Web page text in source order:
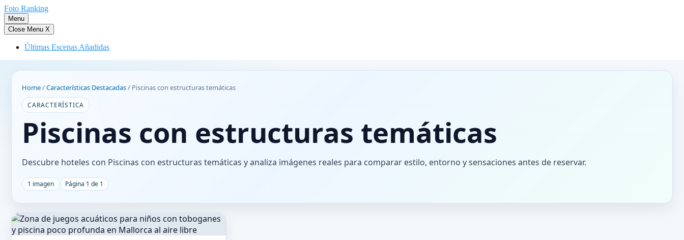
Saltar
al
contenido
Foto Ranking
Menu
Close Menu X
Últimas Escenas Añadidas
Home/Características Destacadas/ Piscinas con estructuras temáticas
CARACTERÍSTICA
Piscinas con estructuras temáticas
Descubre hoteles con Piscinas con estructuras temáticas y analiza imágenes reales para comparar estilo, entorno y sensaciones antes de reservar.
1 imagen Página 1 de 1